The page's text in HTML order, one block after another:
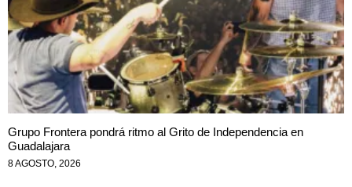
Grupo Frontera pondrá ritmo al Grito de Independencia en
Guadalajara
8 AGOSTO, 2026